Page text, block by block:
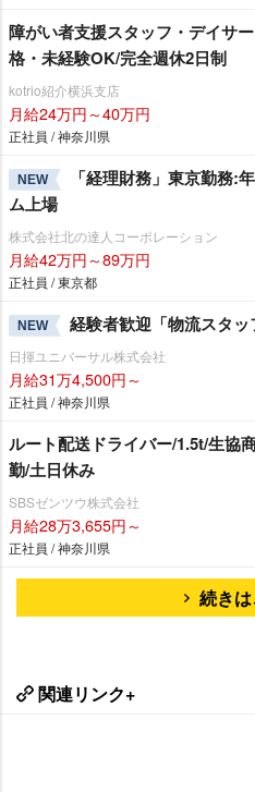
障がい者支援スタッフ・デイサ
格・未経験OK/完全週休2日制
kotrio紹介横浜支店
月給24万円～40万円
正社員 / 神奈川県
NEW
「経理財務」東京勤務:
ム上場
株式会社北の達人コーポレーション
月給42万円～89万円
正社員 / 東京都
NEW 経験者歓迎「物流スタ
日揮ユニバーサル株式会社
月給31万4,500円～
正社員 / 神奈川県
ルート配送ドライバー/1.5t/生協
勤/土日休み
SBSゼンツウ株式会社
月給28万3,655円～
正社員 / 神奈川県
続き
関連リンク+